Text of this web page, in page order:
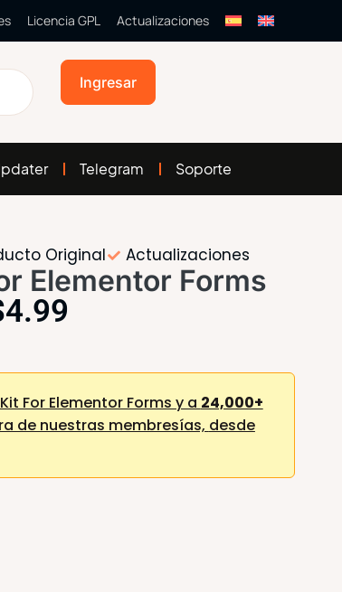
Licencia GPL Actualizaciones
Ingresar
Telegram Soporte
Original Actualizaciones
Elementor Forms
4.99
For Elementor Forms y a 24,000+
de nuestras membresías, desde